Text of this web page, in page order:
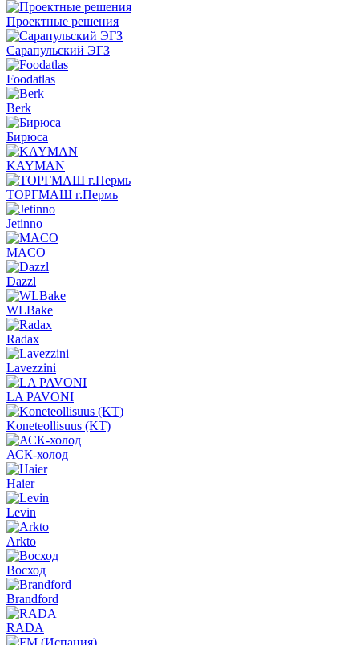
Проектные решения
Сарапульский ЭГЗ
Foodatlas
Berk
Бирюса
KAYMAN
ТОРГМАШ г.Пермь
Jetinno
MACO
Dazzl
WLBake
Radax
Lavezzini
LA PAVONI
Koneteollisuus (KT)
АСК-холод
Haier
Levin
Arkto
Восход
Brandford
RADA